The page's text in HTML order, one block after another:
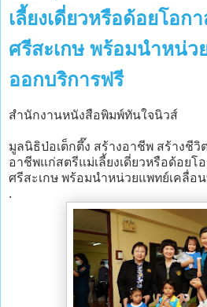
เลี้ยงเดี่ยวหรือด้อยโอก
ศรีสะเกษ พร้อมนำหน่ว
ออกบริการฟรี
สำนักงานหนังสือพิมพ์ทันใจนิวส์
มูลนิธิป่อเต็กตึ๊ง สร้างอาชีพ สร้างชี
อาชีพแก่สตรีแม่เลี้ยงเดี่ยวหรือด้อยโ
ศรีสะเกษ พร้อมนำหน่วยแพทย์เคลื่อ
.